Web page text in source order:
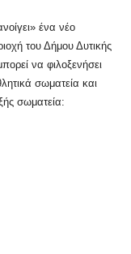
ένα νέο
του Δήμου Δυτικής
να φιλοξενήσει
σωματεία και
σωματεία: